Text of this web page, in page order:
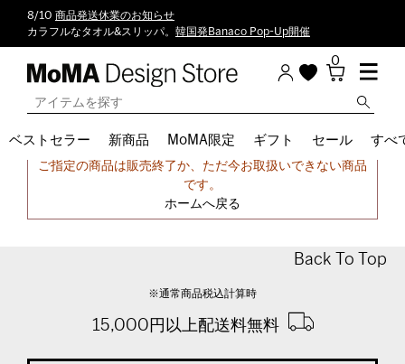
8/10 商品発送休業のお知らせ
カラフルなタオル&スリッパ。 韓国発Banaco Pop-Up開催
0
ベストセラー 新商品 MoMA限定 ギフト セール すべ
申し訳ございません。
ご指定の商品は販売終了か、ただ今お取扱いできない商品
です。
ホームへ戻る
Back To Top
※通常商品税込計算時
15,000円以上配送料無料